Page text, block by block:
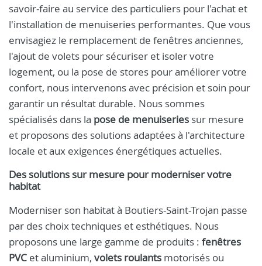
savoir-faire au service des particuliers pour l'achat et
l'installation de menuiseries performantes. Que vous
envisagiez le remplacement de fenêtres anciennes,
l'ajout de volets pour sécuriser et isoler votre
logement, ou la pose de stores pour améliorer votre
confort, nous intervenons avec précision et soin pour
garantir un résultat durable. Nous sommes
spécialisés dans la pose de menuiseries sur mesure
et proposons des solutions adaptées à l'architecture
locale et aux exigences énergétiques actuelles.
Des solutions sur mesure pour moderniser votre
habitat
Moderniser son habitat à Boutiers-Saint-Trojan passe
par des choix techniques et esthétiques. Nous
proposons une large gamme de produits : fenêtres
PVC et aluminium, volets roulants motorisés ou